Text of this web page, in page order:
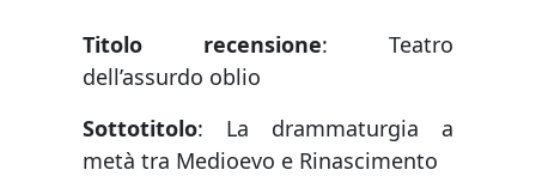
Titolo recensione: Teatro
dell’assurdo oblio
Sottotitolo: La drammaturgia a
metà tra Medioevo e Rinascimento